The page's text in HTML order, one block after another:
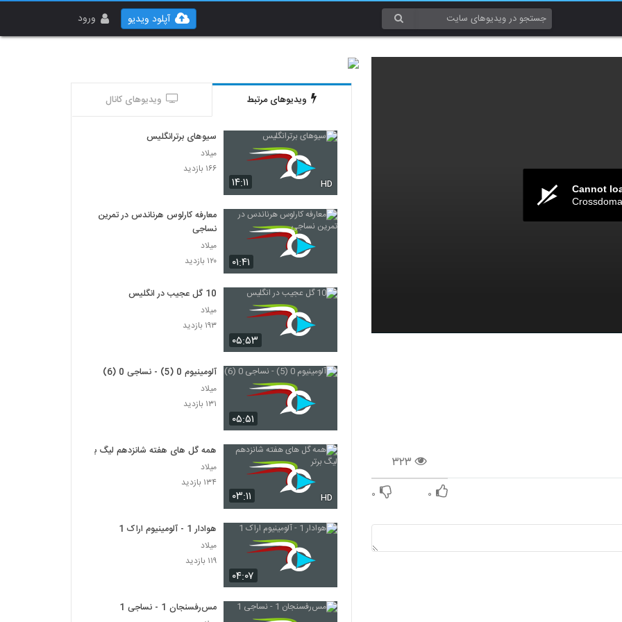
ورود آپلود ویدیو
Cannot
۳۲۳
۰ ۰
ویدیوهای مرتبط ویدیوهای کانال
۱۴:۱۱ HD
سیوهای برترانگلیس
میلاد
۱۶۶ بازدید
۰۱:۴۱
معارفه کارلوس هرناندس در تمرین
نساجی
میلاد
۱۲۰ بازدید
۰۵:۵۳
10 گل عجیب در انگلیس
میلاد
۱۹۳ بازدید
۰۵:۵۱
آلومینیوم 0 (5) - نساجی 0 (6)
میلاد
۱۳۱ بازدید
۰۳:۱۱ HD
همه گل های هفته شانزدهم لیگ برتر
میلاد
۱۳۴ بازدید
۰۴:۰۷
هوادار 1 - آلومینیوم اراک 1
میلاد
۱۱۹ بازدید
مس‌رفسنجان 1 - نساجی 1